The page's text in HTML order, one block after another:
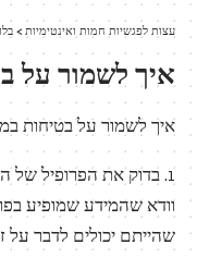
עצות לפגשיות חמות ואינטימיות >
איך לשמור על
איך לשמור על בטיחות
1. בדוק את הפרופיל
וודא שהמידע שמופיע
שהייתם יכולים לדבר על